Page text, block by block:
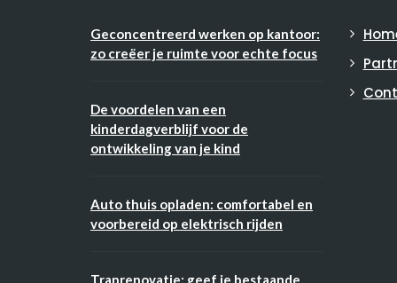
Geconcentreerd werken op kantoor:
zo creëer je ruimte voor echte focus
De voordelen van een
kinderdagverblijf voor de
ontwikkeling van je kind
Auto thuis opladen: comfortabel en
voorbereid op elektrisch rijden
Traprenovatie: geef je bestaande